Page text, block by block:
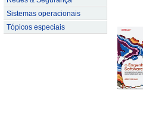
Sistemas operacionais
Tópicos especiais